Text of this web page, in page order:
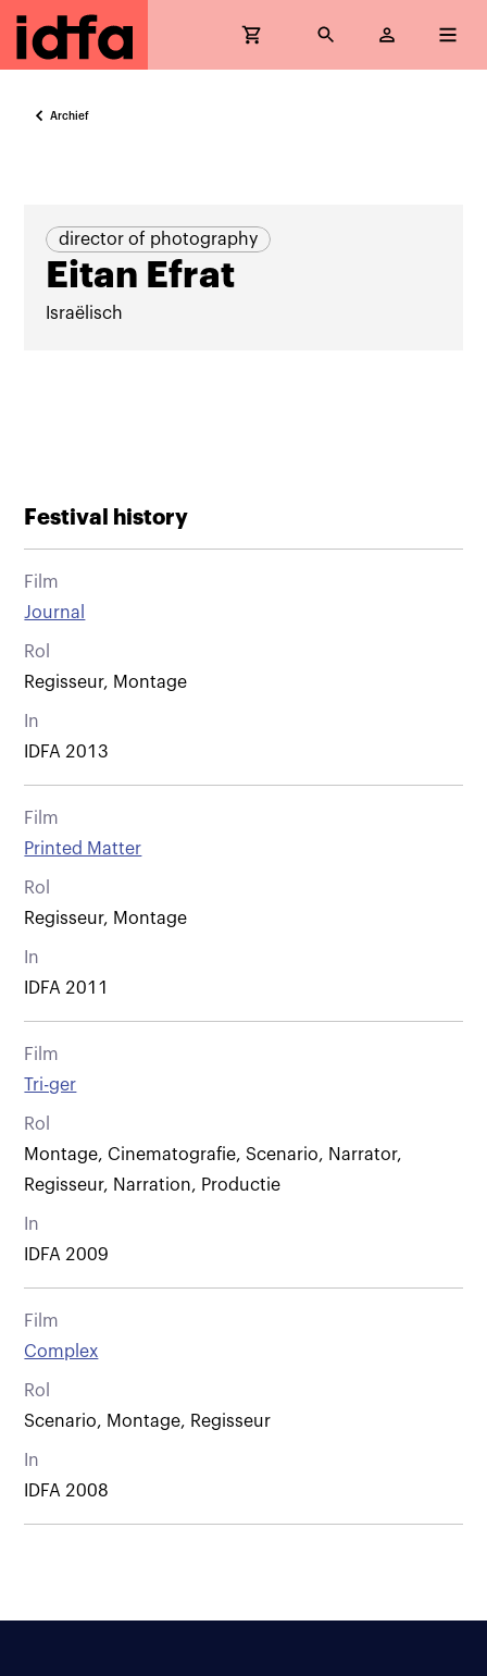
Archief
director of photography
Eitan Efrat
Israëlisch
Festival history
Film
Journal
Rol
Regisseur, Montage
In
IDFA 2013
Film
Printed Matter
Rol
Regisseur, Montage
In
IDFA 2011
Film
Tri-ger
Rol
Montage, Cinematografie, Scenario, Narrator,
Regisseur, Narration, Productie
In
IDFA 2009
Film
Complex
Rol
Scenario, Montage, Regisseur
In
IDFA 2008